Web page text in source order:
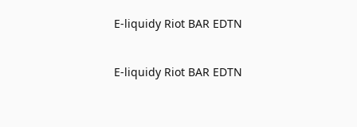
E-liquidy Riot BAR EDTN
E-liquidy Riot BAR EDTN